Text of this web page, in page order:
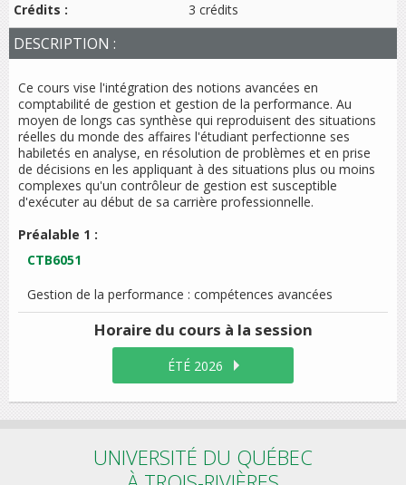
Crédits : 3 crédits
DESCRIPTION :
Ce cours vise l'intégration des notions avancées en
comptabilité de gestion et gestion de la performance. Au
moyen de longs cas synthèse qui reproduisent des situations
réelles du monde des affaires l'étudiant perfectionne ses
habiletés en analyse, en résolution de problèmes et en prise
de décisions en les appliquant à des situations plus ou moins
complexes qu'un contrôleur de gestion est susceptible
d'exécuter au début de sa carrière professionnelle.
Préalable 1 :
CTB6051
Gestion de la performance : compétences avancées
Horaire du cours à la session
ÉTÉ 2026
UNIVERSITÉ DU QUÉBEC